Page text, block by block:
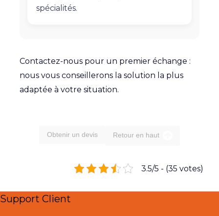
spécialités.
Contactez-nous pour un premier échange :
nous vous conseillerons la solution la plus
adaptée à votre situation.
Obtenir un devis Retour en haut
3.5/5 - (35 votes)
Support Client